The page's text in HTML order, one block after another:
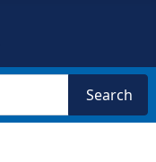
Search